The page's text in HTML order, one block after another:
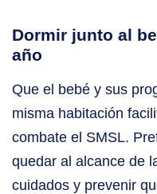
Dormir junto al
año
Que el bebé y sus
misma habitación
combate el SMSL.
quedar al alcance de
cuidados y prevenir